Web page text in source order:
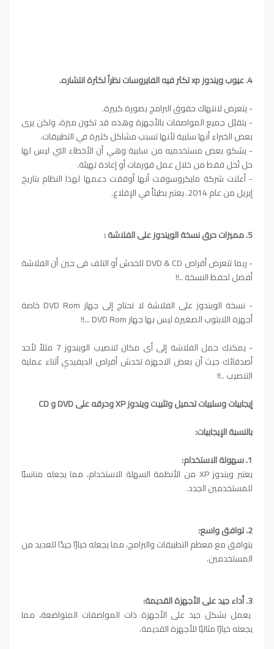
4. عيوب ويندوز xp تكثر فيه الفايروسات نظراً لكثرة انتشاره.
- يتعرض لانتهاك حقوق البرامج بصورة كبيرة.
- يتقبّل جميع المواصفات بالأجهزة وهذه قد تكون ميزة، ولكن يرى
بعض الخبراء أنها سلبية لأنها تسبب مشاكل كثيرة في التطبيقات.
- يشكو بعض مستخدميه من سلبية وهي أن الأخطاء التي ليس لها
حل تُحل فقط من خلال عمل فورمات أو إعادة تهيئة.
- أعلنت شركة مايكروسوفت أنها أوقفت دعمها لهذا النظام بتاريخ
إبريل من عام 2014. يعتبر بطيئاً في الإقلاع.
5. مميزات حرق نسخة الويندوز على الفلاشة :
- ربما تتعرض أقراص DVD & CD للخدش أو التلف فى حين أن الفلاشة
أفضل لحفظ النسخة ..!!
- نسخة الويندوز على الفلاشة لا تحتاج إلى جهاز DVD Rom خاصة
أجهزة اللابتوب الصغيرة ليس بها جهاز DVD Rom ...!!
- يمكنك حمل الفلاشة إلى أى مكان لتنصيب الويندوز 7 مثلاً لأحد
أصدقائك حيث أن بعض الاجهزة تخدش أقراص الديفيدي أثناء عملية
التنصيب ..!!
إيجابيات وسلبيات تحميل وتثبيت ويندوز XP وحرقه على DVD و CD
بالنسبة الإيجابيات:
1. سهولة الاستخدام:
يعتبر ويندوز XP من الأنظمة السهلة الاستخدام، مما يجعله مناسبًا
للمستخدمين الجدد.
2. توافق واسع:
يتوافق مع معظم التطبيقات والبرامج، مما يجعله خيارًا جيدًا للعديد من
المستخدمين.
3. أداء جيد على الأجهزة القديمة:
يعمل بشكل جيد على الأجهزة ذات المواصفات المتواضعة، مما
يجعله خيارًا مثاليًا للأجهزة القديمة.